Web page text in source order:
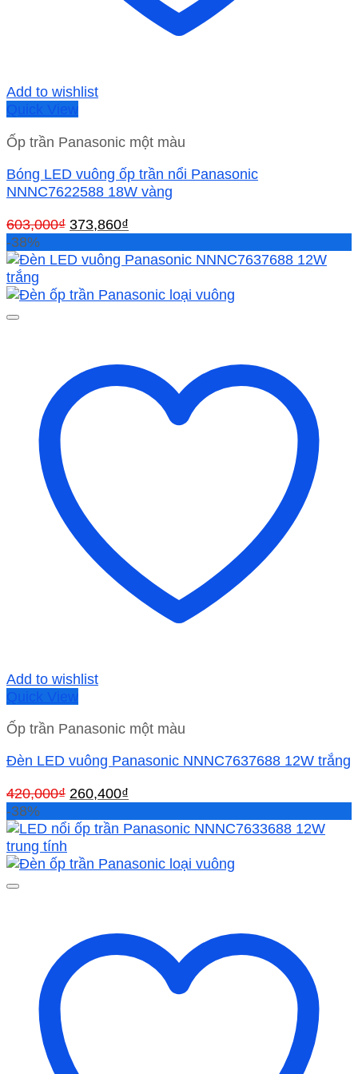
Add to wishlist
Quick View
Ốp trần Panasonic một màu
Bóng LED vuông ốp trần nổi Panasonic
NNNC7622588 18W vàng
603,000₫ Giá
là:
373,860₫
tại
373,860₫.
-38%
Add to wishlist
Quick View
Ốp trần Panasonic một màu
Đèn LED vuông Panasonic NNNC7637688 12W trắng
420,000₫ Giá
là:
260,400₫
tại
260,400₫.
-38%